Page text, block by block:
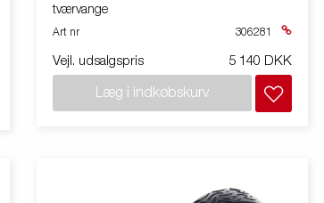
tværvange
Art nr 306281
Vejl. udsalgspris 5 140 DKK
Læg i indkøbskurv